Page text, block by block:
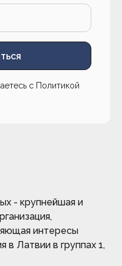
с Политикой
- крупнейшая и
интересы
в Латвии в группах 1,